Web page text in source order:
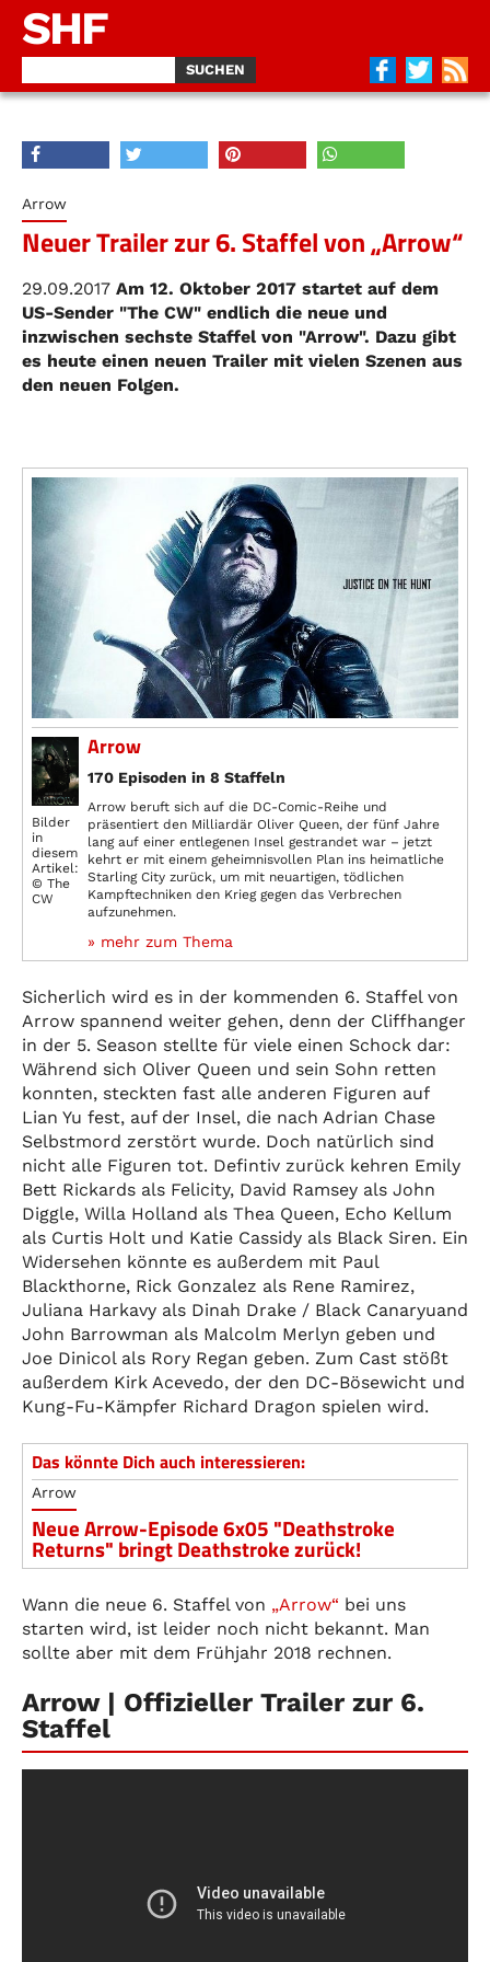
SHF
Arrow
Neuer Trailer zur 6. Staffel von „Arrow“
29.09.2017 Am 12. Oktober 2017 startet auf dem
US-Sender "The CW" endlich die neue und
inzwischen sechste Staffel von "Arrow". Dazu gibt
es heute einen neuen Trailer mit vielen Szenen aus
den neuen Folgen.
Bilder
in
diesem
Artikel:
© The
CW
Arrow
170 Episoden in 8 Staffeln
Arrow beruft sich auf die DC-Comic-Reihe und
präsentiert den Milliardär Oliver Queen, der fünf Jahre
lang auf einer entlegenen Insel gestrandet war – jetzt
kehrt er mit einem geheimnisvollen Plan ins heimatliche
Starling City zurück, um mit neuartigen, tödlichen
Kampftechniken den Krieg gegen das Verbrechen
aufzunehmen.
» mehr zum Thema
Sicherlich wird es in der kommenden 6. Staffel von
Arrow spannend weiter gehen, denn der Cliffhanger
in der 5. Season stellte für viele einen Schock dar:
Während sich Oliver Queen und sein Sohn retten
konnten, steckten fast alle anderen Figuren auf
Lian Yu fest, auf der Insel, die nach Adrian Chase
Selbstmord zerstört wurde. Doch natürlich sind
nicht alle Figuren tot. Defintiv zurück kehren Emily
Bett Rickards als Felicity, David Ramsey als John
Diggle, Willa Holland als Thea Queen, Echo Kellum
als Curtis Holt und Katie Cassidy als Black Siren. Ein
Widersehen könnte es außerdem mit Paul
Blackthorne, Rick Gonzalez als Rene Ramirez,
Juliana Harkavy als Dinah Drake / Black Canaryuand
John Barrowman als Malcolm Merlyn geben und
Joe Dinicol als Rory Regan geben. Zum Cast stößt
außerdem Kirk Acevedo, der den DC-Bösewicht und
Kung-Fu-Kämpfer Richard Dragon spielen wird.
Das könnte Dich auch interessieren:
Arrow
Neue Arrow-Episode 6x05 "Deathstroke
Returns" bringt Deathstroke zurück!
Wann die neue 6. Staffel von „Arrow“ bei uns
starten wird, ist leider noch nicht bekannt. Man
sollte aber mit dem Frühjahr 2018 rechnen.
Arrow | Offizieller Trailer zur 6.
Staffel